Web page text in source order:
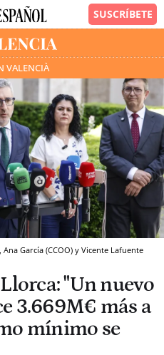
VALENCIÀ
García (CCOO) y Vicente Lafuente
"Un nuevo
3.669M€ más a
mínimo se